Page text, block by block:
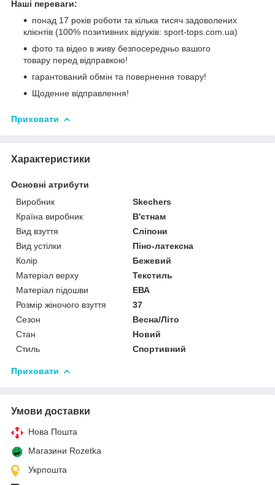
Наші переваги:
понад 17 років роботи та кілька тисяч задоволених
клієнтів (100% позитивних відгуків: sport-tops.com.ua)
фото та відео в живу безпосередньо вашого
товару перед відправкою!
гарантований обмін та повернення товару!
Щоденне відправлення!
Приховати
Характеристики
Основні атрибути
Виробник
Skechers
Країна виробник
В'єтнам
Вид взуття
Сліпони
Вид устілки
Піно-латексна
Колір
Бежевий
Матеріал верху
Текстиль
Матеріал підошви
ЕВА
Розмір жіночого взуття
37
Сезон
Весна/Літо
Стан
Новий
Стиль
Спортивний
Приховати
Умови доставки
Нова Пошта
Магазини Rozetka
Укрпошта